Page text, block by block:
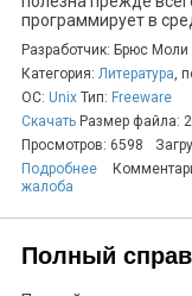
программирует в
Разработчик: Брюс Моли
Категория: Литература,
ОС: Unix Тип: Freeware
Скачать Размер файла:
Просмотров: 6598
Подробнее
жалоба
Полный